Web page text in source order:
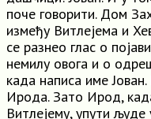
поче говорити. Дом
између Витлејема и
се разнео глас о
немилу овога и о
када написа име
Ирода. Зато Ирод,
Витлејему, упути